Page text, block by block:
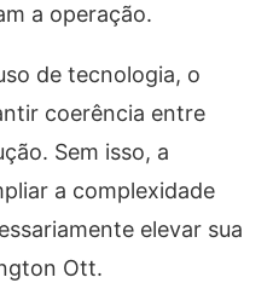
a operação.
de tecnologia, o
coerência entre
Sem isso, a
a complexidade
elevar sua
Ott.